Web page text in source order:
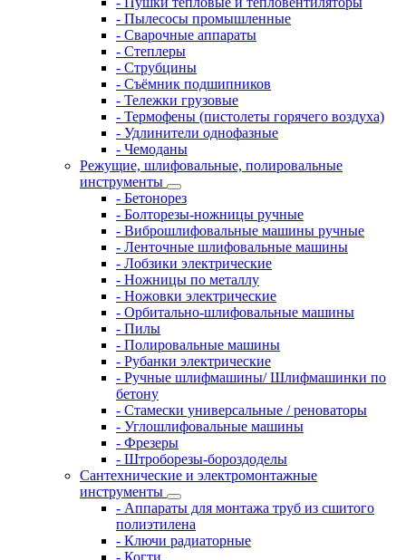
- Пылесосы промышленные
- Сварочные аппараты
- Степлеры
- Струбцины
- Съёмник подшипников
- Тележки грузовые
- Термофены (пистолеты горячего воздуха)
- Удлинители однофазные
- Чемоданы
Режущие, шлифовальные, полировальные
инструменты
- Бетонорез
- Болторезы-ножницы ручные
- Виброшлифовальные машины ручные
- Ленточные шлифовальные машины
- Лобзики электрические
- Ножницы по металлу
- Ножовки электрические
- Орбитально-шлифовальные машины
- Пилы
- Полировальные машины
- Рубанки электрические
- Ручные шлифмашины/ Шлифмашинки по
бетону
- Стамески универсальные / реноваторы
- Углошлифовальные машины
- Фрезеры
- Штроборезы-бороздоделы
Сантехнические и электромонтажные
инструменты
- Аппараты для монтажа труб из сшитого
полиэтилена
- Ключи радиаторные
- Когти